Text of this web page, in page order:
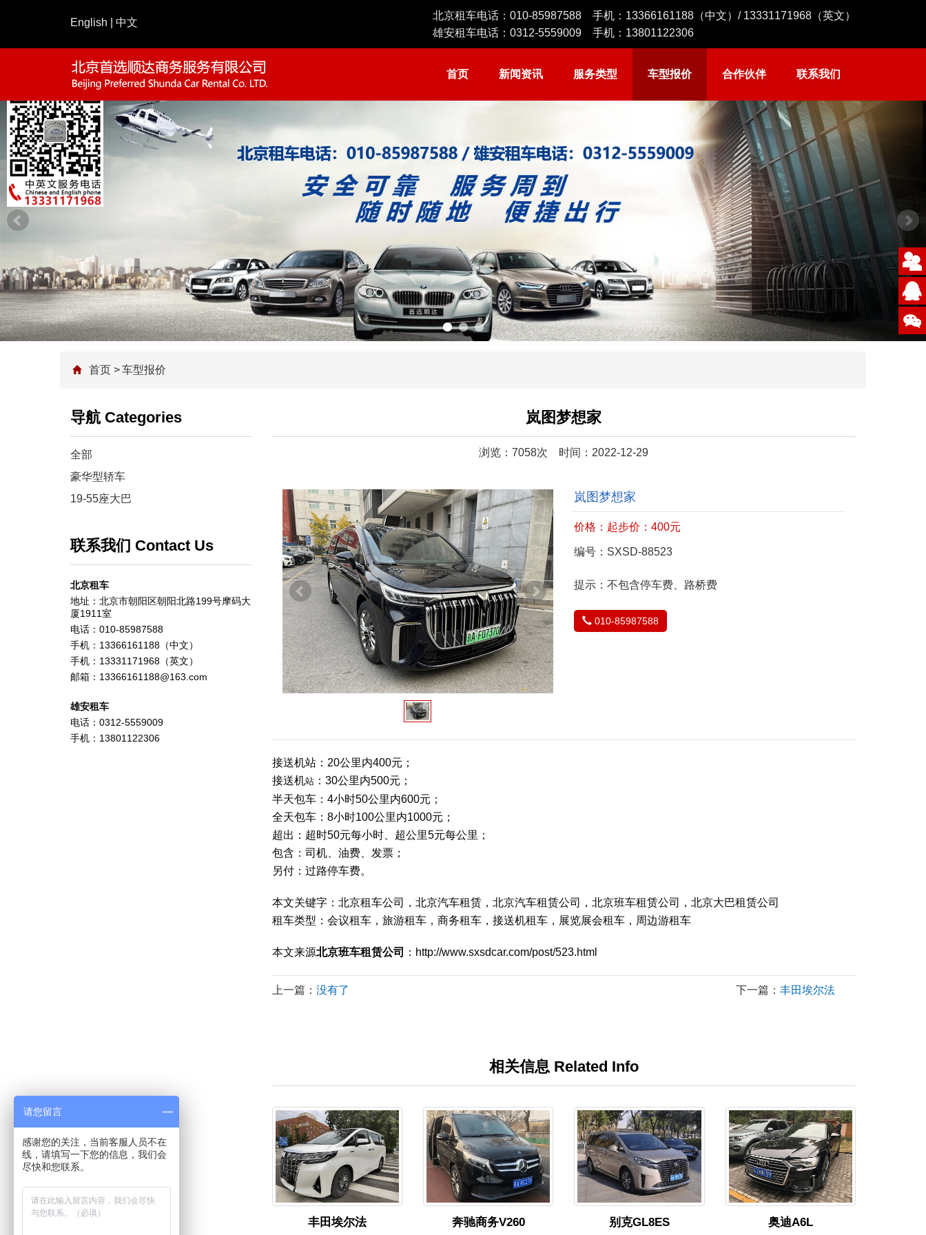
English 中文
北京租车电话： 010-85987588 手机： 13366161188 （中文）/ 13331171968 （英文）
雄安租车电话： 0312-5559009 手机： 13801122306
首页 新闻资讯 服务类型 车型报价 合作伙伴 联系我们
首页 >车型报价
岚图梦想家
浏览：7058次 时间：2022-12-29
岚图梦想家
价格：起步价：400元
编号：SXSD-88523
提示：不包含停车费、路桥费
010-85987588
接送机站：20公里内400元；
接送机站：30公里内500元；
半天包车：4小时50公里内600元；
全天包车：8小时100公里内1000元；
超出：超时50元每小时、超公里5元每公里；
包含：司机、油费、发票；
另付：过路停车费。
本文关键字：北京租车公司，北京汽车租赁，北京汽车租赁公司，北京班车租赁公司，北京大巴租赁公司
租车类型：会议租车，旅游租车，商务租车，接送机租车，展览展会租车，周边游租车
本文来源北京班车租赁公司 ：http://www.sxsdcar.com/post/523.html
上一篇： 没有了 下一篇： 丰田埃尔法
相关信息 Related Info
丰田埃尔法 奔驰商务V260 别克GL8ES 奥迪A6L
导航 Categories
全部
豪华型轿车
19-55座大巴
联系我们 Contact Us
北京租车
地址：北京市朝阳区朝阳北路199号摩码大
厦1911室
电话：010-85987588
手机：13366161188（中文）
手机：13331171968（英文）
邮箱：13366161188@163.com
雄安租车
电话：0312-5559009
手机：13801122306
010-65047266
请仔细填写预约表单
—— 如有疑问请致电
姓名：
电话：
路线：
说明：
请您留言
感谢您的关注，当前客服人员不在
线，请填写一下您的信息，我们会
尽快和您联系。